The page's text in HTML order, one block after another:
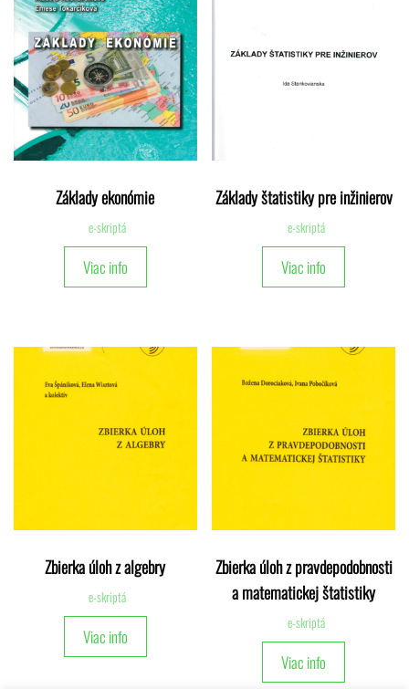
Základy ekonómie
e-skriptá
Viac info
Základy štatistiky pre inžinierov
e-skriptá
Viac info
Zbierka úloh z algebry
e-skriptá
Viac info
Zbierka úloh z pravdepodobnosti
a matematickej štatistiky
e-skriptá
Viac info